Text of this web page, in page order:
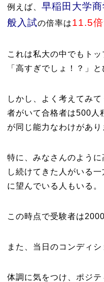
例えば、 早稲田大学
般入試の倍率は11.5倍
これは私大の中でもト
「高すぎでしょ！？」
しかし、よく考えてみ
者がいて合格者は500人
が同じ能力なわけがあり
特に、みなさんのよう
し続けてきた人がいる
に望んでいる人もいる。
この時点で受験者は
また、当日のコンディ
体調に気をつけ、ポジ